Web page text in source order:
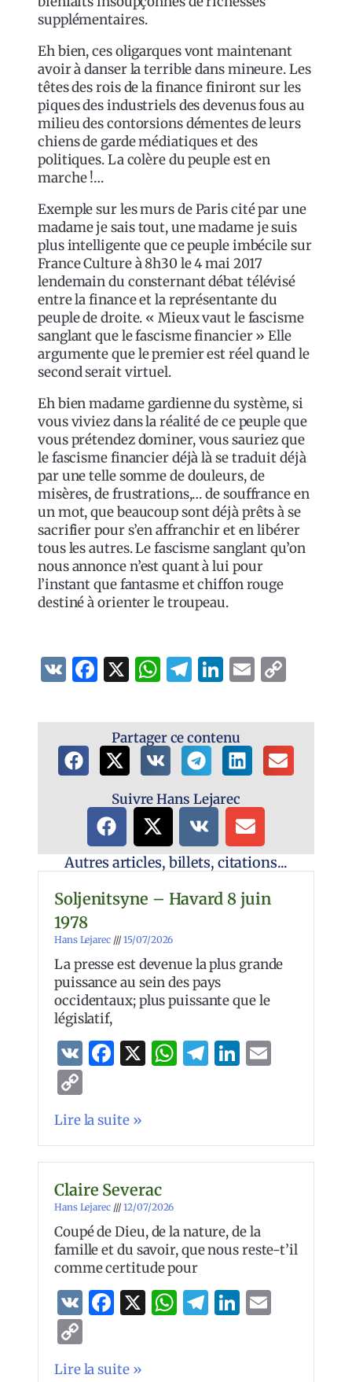
supplémentaires.
Eh bien, ces oligarques vont maintenant
avoir à danser la terrible dans mineure. Les
têtes des rois de la finance finiront sur les
piques des industriels des devenus fous au
milieu des contorsions démentes de leurs
chiens de garde médiatiques et des
politiques. La colère du peuple est en
marche !…
Exemple sur les murs de Paris cité par une
madame je sais tout, une madame je suis
plus intelligente que ce peuple imbécile sur
France Culture à 8h30 le 4 mai 2017
lendemain du consternant débat télévisé
entre la finance et la représentante du
peuple de droite. « Mieux vaut le fascisme
sanglant que le fascisme financier » Elle
argumente que le premier est réel quand le
second serait virtuel.
Eh bien madame gardienne du système, si
vous viviez dans la réalité de ce peuple que
vous prétendez dominer, vous sauriez que
le fascisme financier déjà là se traduit déjà
par une telle somme de douleurs, de
misères, de frustrations,… de souffrance en
un mot, que beaucoup sont déjà prêts à se
sacrifier pour s’en affranchir et en libérer
tous les autres. Le fascisme sanglant qu’on
nous annonce n’est quant à lui pour
l’instant que fantasme et chiffon rouge
destiné à orienter le troupeau.
VK Facebook
X WhatsApp
Telegram
LinkedIn
Email
Partager ce contenu
Suivre Hans Lejarec
Autres articles, billets, citations...
Soljenitsyne – Havard 8 juin
1978
Hans Lejarec 15/07/2026
La presse est devenue la plus grande
puissance au sein des pays
occidentaux; plus puissante que le
législatif,
VK Facebook
X WhatsApp
Telegram
LinkedIn
Link
Lire la suite »
Claire Severac
Hans Lejarec 12/07/2026
Coupé de Dieu, de la nature, de la
famille et du savoir, que nous reste-t’il
comme certitude pour
VK Facebook
X WhatsApp
Telegram
LinkedIn
Link
Lire la suite »